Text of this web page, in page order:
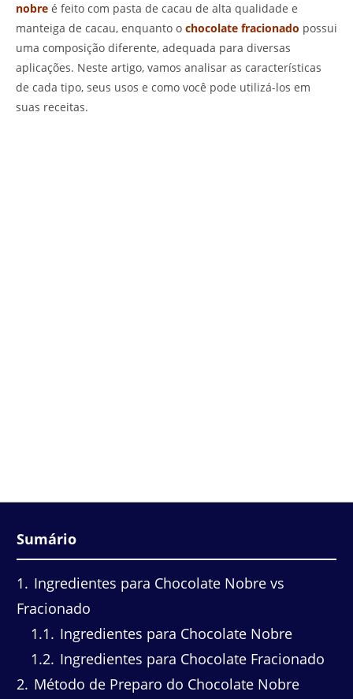
nobre é feito com pasta de cacau de alta qualidade e
manteiga de cacau, enquanto o chocolate fracionado possui
uma composição diferente, adequada para diversas
aplicações. Neste artigo, vamos analisar as características
de cada tipo, seus usos e como você pode utilizá-los em
suas receitas.
Sumário
1
Ingredientes para Chocolate Nobre vs
Fracionado
1.1
Ingredientes para Chocolate Nobre
1.2 Ingredientes para Chocolate Fracionado
2 Método de Preparo do Chocolate Nobre